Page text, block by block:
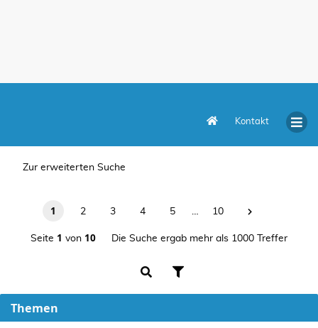
Kontakt
Zur erweiterten Suche
1 2 3 4 5 … 10
Seite 1 von 10 Die Suche ergab mehr als 1000 Treffer
Themen